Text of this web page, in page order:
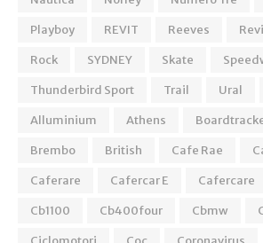
Playboy
REVIT Reeves
Rock
SYDNEY Skate
Thunderbird Sport
Trail Ural
Alluminium
Athens
Brembo
British Cafe Rae
Caferare
Cafercar E Cafercare
Cb1100
Cb400four Cbmw